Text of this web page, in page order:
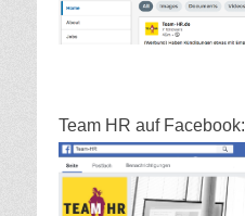
Team HR auf Facebook: